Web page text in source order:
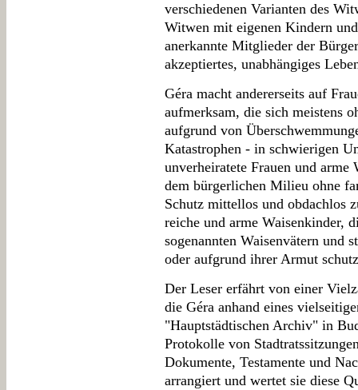
verschiedenen Varianten des
Witwen mit eigenen Kindern
anerkannte Mitglieder der
akzeptiertes, unabhängiges
Géra macht andererseits auf
aufmerksam, die sich meistens
aufgrund von
Katastrophen - in schwierigen
unverheiratete Frauen und arme
dem bürgerlichen Milieu ohne
Schutz mittellos und obdachlos
reiche und arme Waisenkinder,
sogenannten Waisenvätern und
oder aufgrund ihrer Armut
Der Leser erfährt von einer
die Géra anhand eines
"Hauptstädtischen Archiv" in
Protokolle von
Dokumente, Testamente und
arrangiert und wertet sie diese